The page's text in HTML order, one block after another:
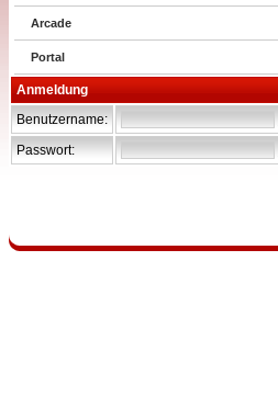
Arcade
Portal
Anmeldung
Benutzername:
Passwort: